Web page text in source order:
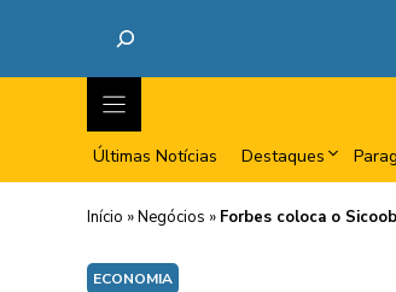
Últimas Notícias Destaques
Início »Negócios » Forbes coloca o
ECONOMIA